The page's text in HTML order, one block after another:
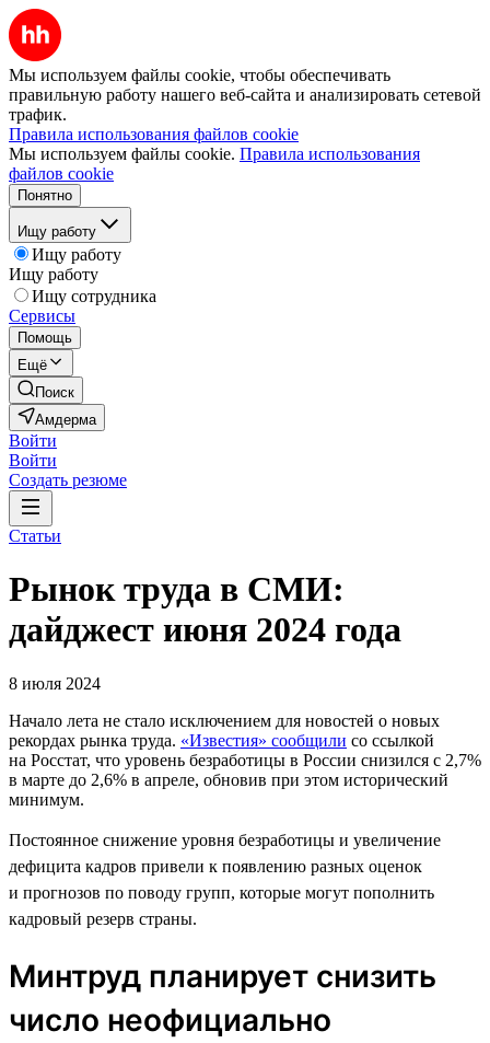
Мы используем файлы cookie, чтобы обеспечивать
правильную работу нашего веб-сайта и анализировать сетевой
трафик.
Правила использования файлов cookie
Мы используем файлы cookie. Правила использования
файлов cookie
Понятно
Ищу работу
Ищу работу
Ищу работу
Ищу сотрудника
Сервисы
Помощь
Ещё
Поиск
Амдерма
Войти
Войти
Создать резюме
Статьи
Рынок труда в СМИ:
дайджест июня 2024 года
8 июля 2024
Начало лета не стало исключением для новостей о новых
рекордах рынка труда. «Известия» сообщили со ссылкой
на Росстат, что уровень безработицы в России снизился с 2,7%
в марте до 2,6% в апреле, обновив при этом исторический
минимум.
Постоянное снижение уровня безработицы и увеличение
дефицита кадров привели к появлению разных оценок
и прогнозов по поводу групп, которые могут пополнить
кадровый резерв страны.
Минтруд планирует снизить
число неофициально